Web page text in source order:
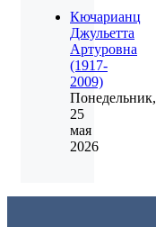
Кючарианц
Джульетта
Артуровна
(1917-
2009)
Понедельник,
25
мая
2026